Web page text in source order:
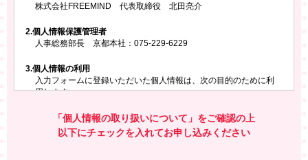
所属施設名・会員番号またはクーポンコード
所属施設名
会員番号またはクーポンコード
株式会社FREEMIND 代表取締役 北田亮介
2.個人情報保護管理者
人事総務部長 京都本社：075-229-6229
3.個人情報の利用
入力フォームに登録いただいた個人情報は、次の目的のために利
用します。
お問い合わせにお答えするため
レプトンのキャンペーンや新商品（新サービス）、新規開講教
室等をご案内するため
「個人情報の取り扱いについて」をご確認の上
以下にチェックを入れてお申し込みください